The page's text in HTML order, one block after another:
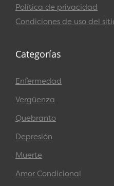
Política de privacidad
Condiciones de uso del
Categorías
Enfermedad
Vergüenza
Quebranto
Depresión
Muerte
Amor Condicional